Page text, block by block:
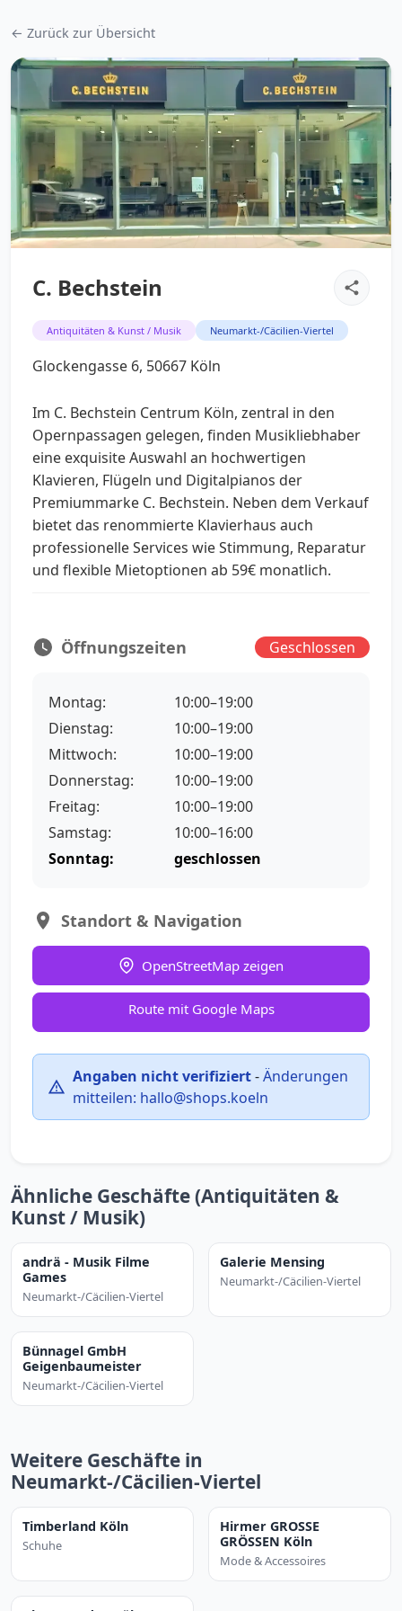
← Zurück zur Übersicht
C. Bechstein
Antiquitäten & Kunst / Musik Neumarkt-/Cäcilien-Viertel
Glockengasse 6, 50667 Köln
Im C. Bechstein Centrum Köln, zentral in den
Opernpassagen gelegen, finden Musikliebhaber
eine exquisite Auswahl an hochwertigen
Klavieren, Flügeln und Digitalpianos der
Premiummarke C. Bechstein. Neben dem Verkauf
bietet das renommierte Klavierhaus auch
professionelle Services wie Stimmung, Reparatur
und flexible Mietoptionen ab 59€ monatlich.
Öffnungszeiten Geschlossen
Montag:
10:00–19:00
Dienstag:
10:00–19:00
Mittwoch:
10:00–19:00
Donnerstag:
10:00–19:00
Freitag:
10:00–19:00
Samstag:
10:00–16:00
Sonntag:
geschlossen
Standort & Navigation
OpenStreetMap zeigen
Route mit Google Maps
Angaben nicht verifiziert-Änderungen
mitteilen: hallo@shops.koeln
Ähnliche Geschäfte (Antiquitäten &
Kunst / Musik)
andrä - Musik Filme
Games
Neumarkt-/Cäcilien-Viertel
Galerie Mensing
Neumarkt-/Cäcilien-Viertel
Bünnagel GmbH
Geigenbaumeister
Neumarkt-/Cäcilien-Viertel
Weitere Geschäfte in
Neumarkt-/Cäcilien-Viertel
Timberland Köln
Schuhe
Hirmer GROSSE
GRÖSSEN Köln
Mode & Accessoires